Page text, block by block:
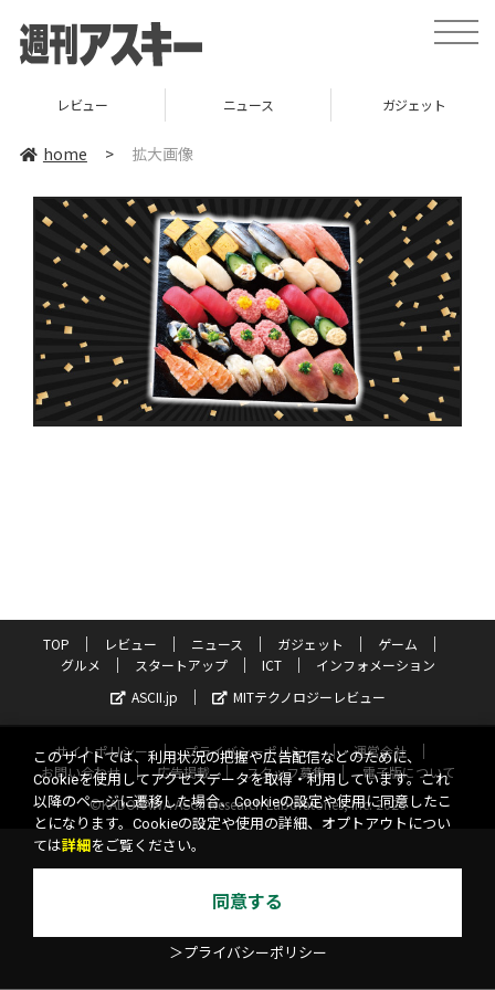
toggle
レビュー ニュース ガジェット
home > 拡大画像
TOP レビュー ニュース ガジェット
ゲーム
グルメ
スタートアップ ICT
インフォメーション
ASCII.jp
MITテクノロジーレビュー
サイトポリシー プライバシーポリシー
運営会社
お問い合わせ
広告掲載 スタッフ募集
電子版について
©KADOKAWA ASCII Research Laboratories, Inc. 2026
このサイトでは、利用状況の把握や広告配信などのために、
Cookieを使用してアクセスデータを取得・利用しています。これ
以降のページに遷移した場合、Cookieの設定や使用に同意したこ
とになります。Cookieの設定や使用の詳細、オプトアウトについ
ては詳細 をご覧ください。
同意する
＞プライバシーポリシー